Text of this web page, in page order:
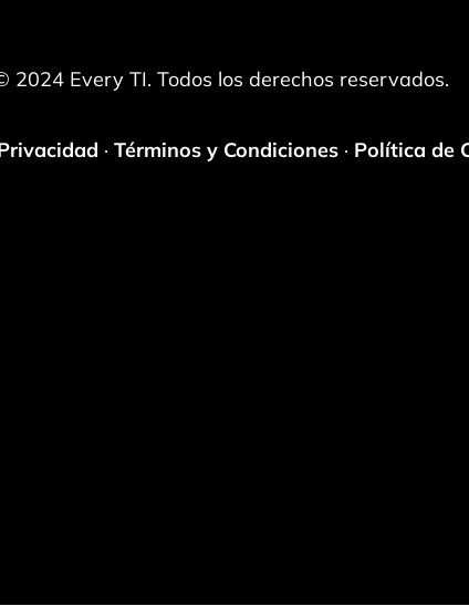
2024 Every TI. Todos los derechos reservados.
· Términos y Condiciones· Política de